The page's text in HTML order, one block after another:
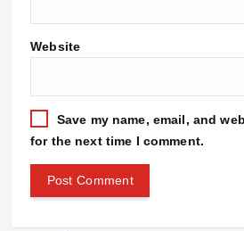
Website
Save my name, email, and
for the next time I comment.